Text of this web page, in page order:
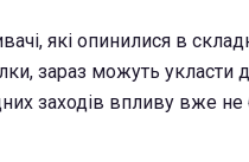
які опинилися в
зараз можуть укласти
заходів впливу вже не